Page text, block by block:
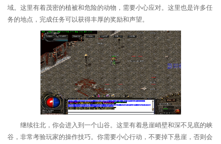
域。这里有着茂密的植被和危险的动物，需要小心应对。这里也是许多任
务的地点，完成任务可以获得丰厚的奖励和声望。
继续往北，你会进入到一个山谷。这里有着悬崖峭壁和深不见底的峡
谷，非常考验玩家的操作技巧。你需要小心行动，不要掉下悬崖，否则会